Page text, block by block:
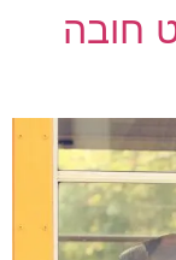
חובה